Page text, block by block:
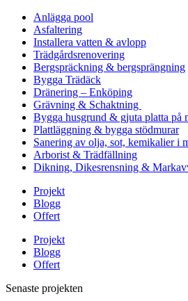
Anlägga pool
Asfaltering
Installera vatten & avlopp
Trädgårdsrenovering
Bergspräckning & bergsprängning
Bygga Trädäck
Dränering – Enköping
Grävning & Schaktning
Bygga husgrund & gjuta platta på
Plattläggning & bygga stödmurar
Sanering av olja, sot, kemikalier i
Arborist & Trädfällning
Dikning, Dikesrensning &
Projekt
Blogg
Offert
Projekt
Blogg
Offert
Senaste projekten